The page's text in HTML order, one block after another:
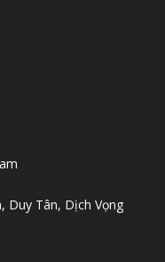
Duy Tân, Dịch Vọng